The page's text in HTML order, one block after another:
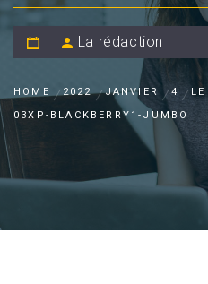
La rédaction
HOME 2022 JANVIER 4
03XP-BLACKBERRY1-JUMBO